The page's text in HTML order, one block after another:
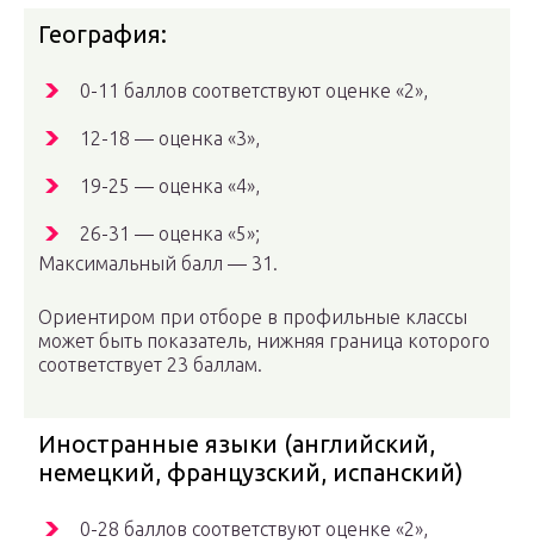
География:
0-11 баллов соответствуют оценке «2»,
12-18 — оценка «3»,
19-25 — оценка «4»,
26-31 — оценка «5»;
Максимальный балл — 31.
Ориентиром при отборе в профильные классы
может быть показатель, нижняя граница которого
соответствует 23 баллам.
Иностранные языки (английский,
немецкий, французский, испанский)
0-28 баллов соответствуют оценке «2»,